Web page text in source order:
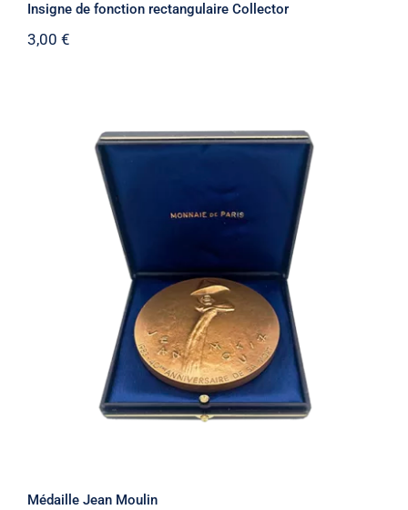
Insigne de fonction rectangulaire Collector
3,00 €
Médaille Jean Moulin
Médaille Jean Moulin